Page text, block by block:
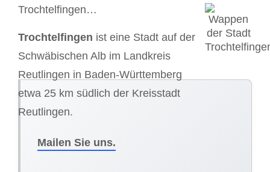
Trochtelfingen…
Trochtelfingen ist eine Stadt auf der
Schwäbischen Alb im Landkreis
Reutlingen in Baden-Württemberg
etwa 25 km südlich der Kreisstadt
Reutlingen.
Mailen Sie uns.